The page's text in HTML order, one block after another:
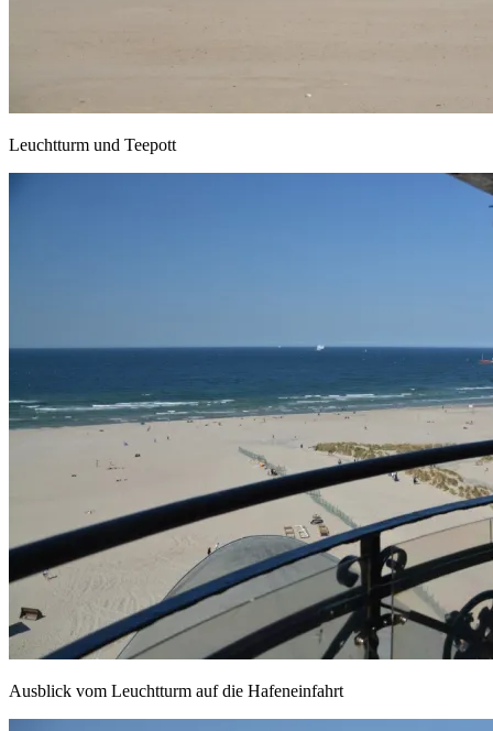
Leuchtturm und Teepott
Ausblick vom Leuchtturm auf die Hafeneinfahrt